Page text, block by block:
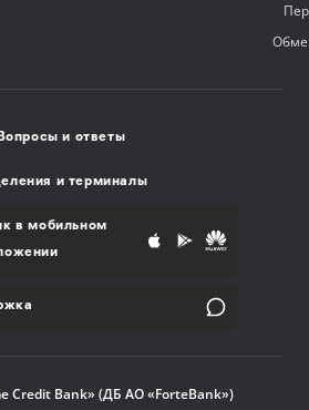
и ответы
и терминалы
в мобильном
Credit Bank» (ДБ АО «ForteBank»)